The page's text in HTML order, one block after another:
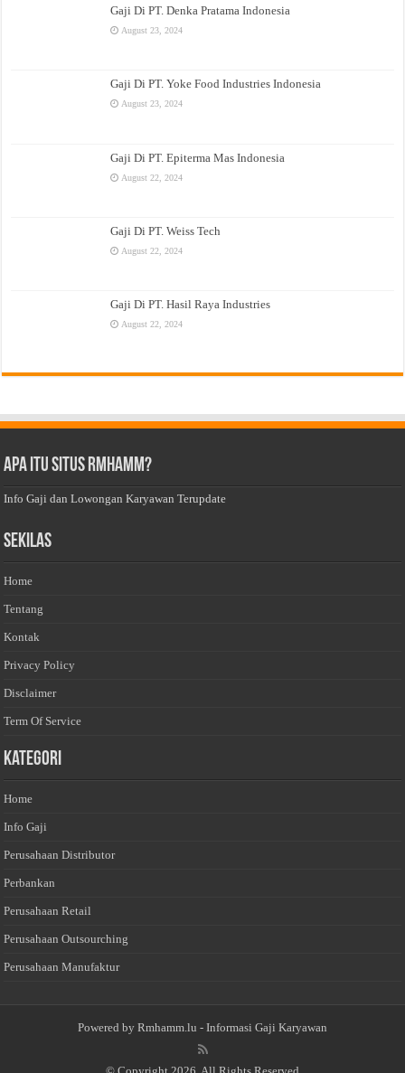
Gaji Di PT. Denka Pratama Indonesia
August 23, 2024
Gaji Di PT. Yoke Food Industries Indonesia
August 23, 2024
Gaji Di PT. Epiterma Mas Indonesia
August 22, 2024
Gaji Di PT. Weiss Tech
August 22, 2024
Gaji Di PT. Hasil Raya Industries
August 22, 2024
Apa Itu Situs Rmhamm?
Info Gaji dan Lowongan Karyawan Terupdate
Sekilas
Home
Tentang
Kontak
Privacy Policy
Disclaimer
Term Of Service
Kategori
Home
Info Gaji
Perusahaan Distributor
Perbankan
Perusahaan Retail
Perusahaan Outsourching
Perusahaan Manufaktur
Powered by Rmhamm.lu - Informasi Gaji Karyawan